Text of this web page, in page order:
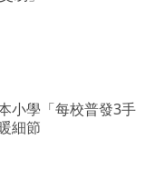
小學「每校普發3手
細節